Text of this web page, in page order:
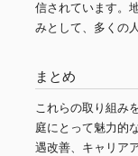
信されています。
みとして、多くの
まとめ
これらの取り組み
庭にとって魅力的
遇改善、キャリア